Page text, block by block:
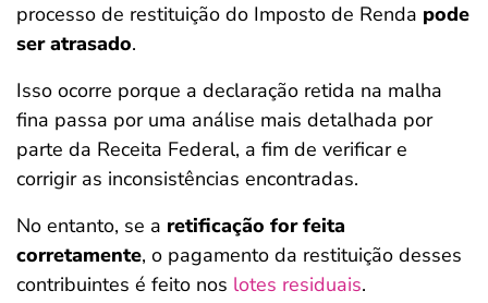
processo de restituição do Imposto de Renda pode
ser atrasado.
Isso ocorre porque a declaração retida na malha
fina passa por uma análise mais detalhada por
parte da Receita Federal, a fim de verificar e
corrigir as inconsistências encontradas.
No entanto, se a retificação for feita
corretamente, o pagamento da restituição desses
contribuintes é feito nos lotes residuais.